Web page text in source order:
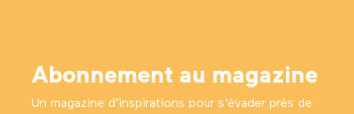
Abonnement au magazine
Un magazine d’inspirations pour s'évader près de